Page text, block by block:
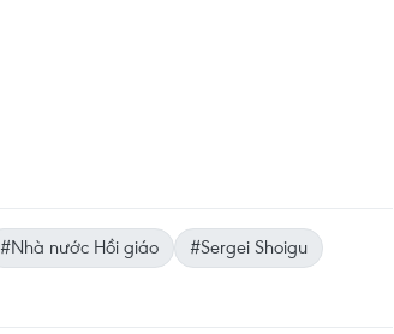
#Nhà nước Hồi giáo
#Sergei Shoigu